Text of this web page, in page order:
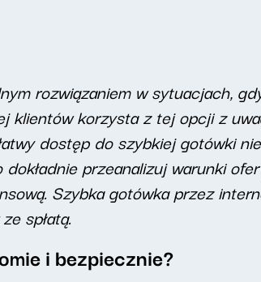
rozwiązaniem w sytuacjach,
klientów korzysta z tej opcji z
dostęp do szybkiej gotówki
przeanalizuj warunki
Szybka gotówka przez
spłatą.
i bezpiecznie?